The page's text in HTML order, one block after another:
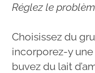
Réglez le
Choisissez du
incorporez-y
buvez du lait